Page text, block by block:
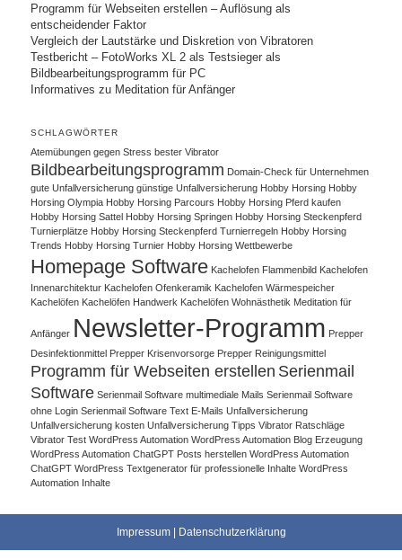
Programm für Webseiten erstellen – Auflösung als
entscheidender Faktor
Vergleich der Lautstärke und Diskretion von Vibratoren
Testbericht – FotoWorks XL 2 als Testsieger als
Bildbearbeitungsprogramm für PC
Informatives zu Meditation für Anfänger
SCHLAGWÖRTER
Atemübungen gegen Stress bester Vibrator
Bildbearbeitungsprogramm Domain-Check für Unternehmen
gute Unfallversicherung günstige Unfallversicherung Hobby Horsing Hobby
Horsing Olympia Hobby Horsing Parcours Hobby Horsing Pferd kaufen
Hobby Horsing Sattel Hobby Horsing Springen Hobby Horsing Steckenpferd
Turnierplätze Hobby Horsing Steckenpferd Turnierregeln Hobby Horsing
Trends Hobby Horsing Turnier Hobby Horsing Wettbewerbe
Homepage Software Kachelofen Flammenbild Kachelofen
Innenarchitektur Kachelofen Ofenkeramik Kachelofen Wärmespeicher
Kachelöfen Kachelöfen Handwerk Kachelöfen Wohnästhetik Meditation für
Anfänger Newsletter-Programm Prepper
Desinfektionmittel Prepper Krisenvorsorge Prepper Reinigungsmittel
Programm für Webseiten erstellen Serienmail
Software Serienmail Software multimediale Mails Serienmail Software
ohne Login Serienmail Software Text E-Mails Unfallversicherung
Unfallversicherung kosten Unfallversicherung Tipps Vibrator Ratschläge
Vibrator Test WordPress Automation WordPress Automation Blog Erzeugung
WordPress Automation ChatGPT Posts herstellen WordPress Automation
ChatGPT WordPress Textgenerator für professionelle Inhalte WordPress
Automation Inhalte
Impressum| Datenschutzerklärung